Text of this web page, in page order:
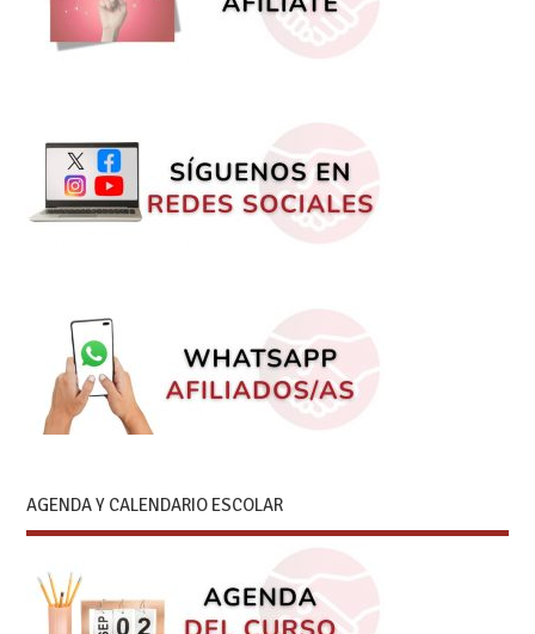
AGENDA Y CALENDARIO ESCOLAR